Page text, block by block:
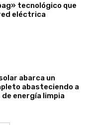
tecnológico que
eléctrica
abarca un
abasteciendo a
energía limpia